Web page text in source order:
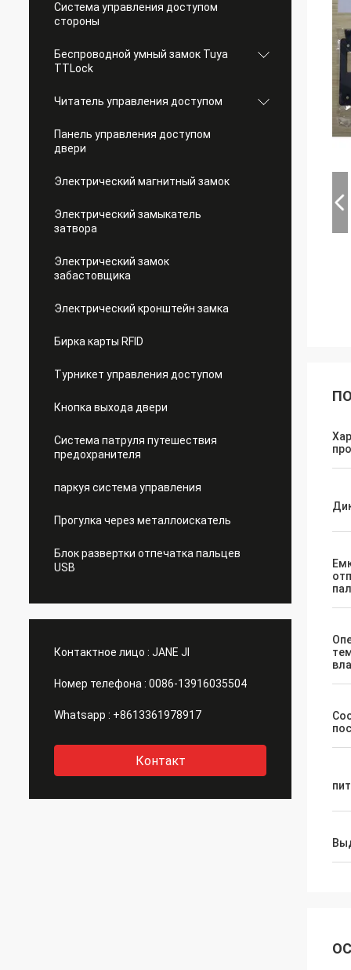
Система управления доступом
стороны
Беспроводной умный замок Tuya
TTLock
Читатель управления доступом
Панель управления доступом
двери
Электрический магнитный замок
Электрический замыкатель
затвора
Электрический замок
забастовщика
Электрический кронштейн замка
Бирка карты RFID
Турникет управления доступом
Кнопка выхода двери
Система патруля путешествия
предохранителя
паркуя система управления
Прогулка через металлоискатель
Блок развертки отпечатка пальцев
USB
Контактное лицо : JANE JI
Номер телефона : 0086-13916035504
Whatsapp : +8613361978917
Контакт